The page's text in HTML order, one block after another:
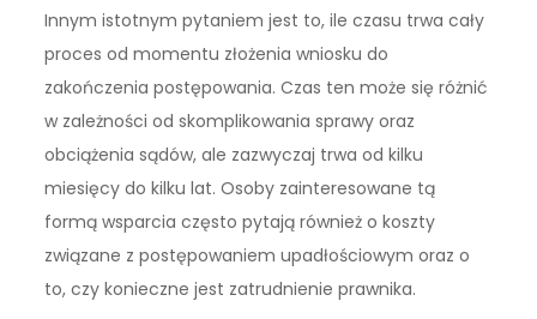
Innym istotnym pytaniem jest to, ile czasu trwa cały
proces od momentu złożenia wniosku do
zakończenia postępowania. Czas ten może się różnić
w zależności od skomplikowania sprawy oraz
obciążenia sądów, ale zazwyczaj trwa od kilku
miesięcy do kilku lat. Osoby zainteresowane tą
formą wsparcia często pytają również o koszty
związane z postępowaniem upadłościowym oraz o
to, czy konieczne jest zatrudnienie prawnika.